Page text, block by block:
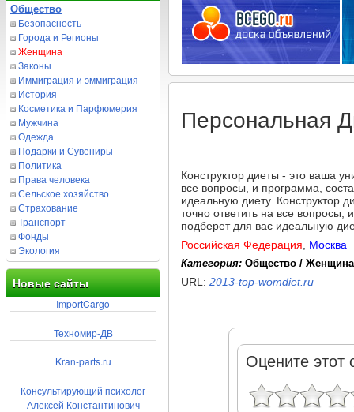
Общество
Безопасность
Города и Регионы
Женщина
Законы
Иммиграция и эммиграция
История
Косметика и Парфюмерия
Мужчина
Одежда
Подарки и Сувениры
Политика
Права человека
Сельское хозяйство
Страхование
Транспорт
Фонды
Экология
Новые сайты
ImportCargo
Техномир-ДВ
Kran-parts.ru
Консультирующий психолог
Алексей Константинович
Персональная
Конструктор диеты - это ваша
все вопросы, и программа,
идеальную диету. Конструктор
точно ответить на все вопросы,
подберет для вас идеальную
Российская Федерация
Москва
Категория: Общество / Женщина
URL: 2013-top-womdiet.ru
Оцените этот